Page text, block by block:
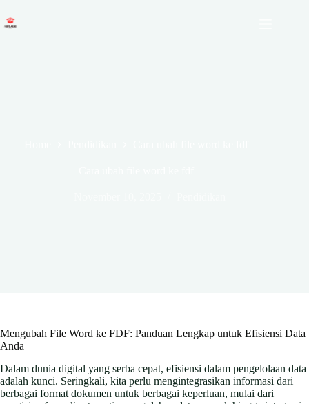
to
content
Mengubah File Word ke FDF: Panduan Lengkap untuk Efisiensi Data
Anda
Dalam dunia digital yang serba cepat, efisiensi dalam pengelolaan data
adalah kunci. Seringkali, kita perlu mengintegrasikan informasi dari
berbagai format dokumen untuk berbagai keperluan, mulai dari